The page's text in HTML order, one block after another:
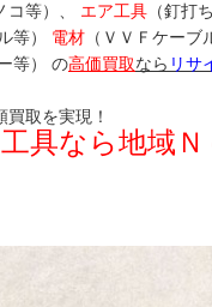
コ等）、 エア工具 （釘打
等） 電材 （ＶＶＦケーブ
等） の高価買取なら リサ
取を実現！
工具なら地域Ｎ